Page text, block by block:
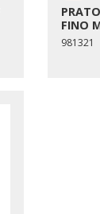
FINO
981321